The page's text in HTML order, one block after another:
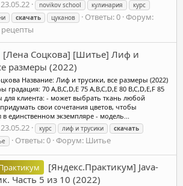
23.05.22 novikov school кулинария
курс
скачать цуканов Ответы: 0 Форум:
[Лена Соцкова] [Шитье] Лиф и
размеры (2022)
Название: Лиф и трусики, все размеры (2022)
градация: 70 А,В,С,D,Е 75 А,В,С,D,Е 80 В,С,D,E,F 85
для клиента: - может выбрать ткань любой
свои сочетания цветов, чтобы
единственном экземпляре - модель...
23.05.22 курс лиф и трусики
скачать
Ответы: 0 Форум: Шитье
[Яндекс.Практикум] Java-
Часть 5 из 10 (2022)